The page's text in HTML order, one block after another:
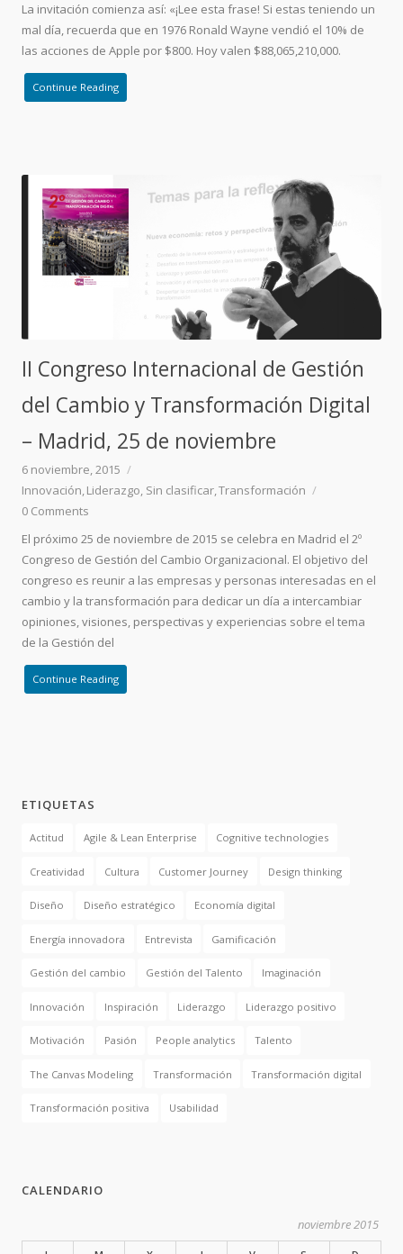
La invitación comienza así: «¡Lee esta frase! Si estas teniendo un
mal día, recuerda que en 1976 Ronald Wayne vendió el 10% de
las acciones de Apple por $800. Hoy valen $88,065,210,000.
Continue Reading
II Congreso Internacional de Gestión
del Cambio y Transformación Digital
– Madrid, 25 de noviembre
6 noviembre, 2015
Innovación Liderazgo Sin clasificar Transformación
0 Comments
El próximo 25 de noviembre de 2015 se celebra en Madrid el 2º
Congreso de Gestión del Cambio Organizacional. El objetivo del
congreso es reunir a las empresas y personas interesadas en el
cambio y la transformación para dedicar un día a intercambiar
opiniones, visiones, perspectivas y experiencias sobre el tema
de la Gestión del
Continue Reading
ETIQUETAS
Actitud Agile & Lean Enterprise Cognitive technologies
Creatividad Cultura Customer Journey Design thinking
Diseño Diseño estratégico Economía digital
Energía innovadora Entrevista Gamificación
Gestión del cambio Gestión del Talento Imaginación
Innovación Inspiración Liderazgo Liderazgo positivo
Motivación Pasión People analytics Talento
The Canvas Modeling Transformación Transformación digital
Transformación positiva Usabilidad
CALENDARIO
noviembre 2015